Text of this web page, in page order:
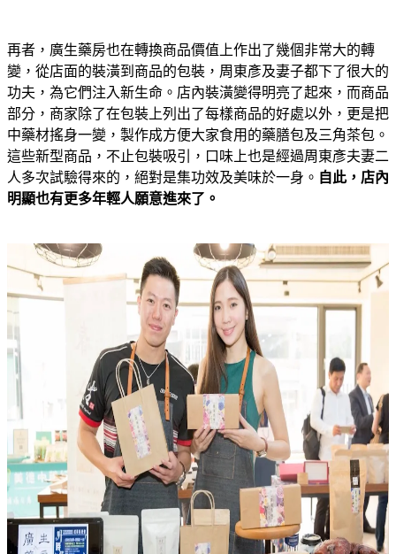
再者，廣生藥房也在轉換商品價值上作出了幾個非常大的轉
變，從店面的裝潢到商品的包裝，周東彥及妻子都下了很大的
功夫，為它們注入新生命。店內裝潢變得明亮了起來，而商品
部分，商家除了在包裝上列出了每樣商品的好處以外，更是把
中藥材搖身一變，製作成方便大家食用的藥膳包及三角茶包。
這些新型商品，不止包裝吸引，口味上也是經過周東彥夫妻二
人多次試驗得來的，絕對是集功效及美味於一身。 自此，店內
明顯也有更多年輕人願意進來了。